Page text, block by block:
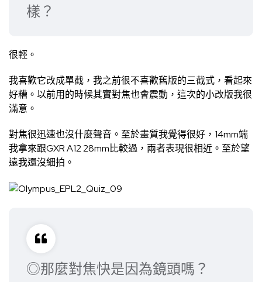
樣？
很輕。
我喜歡它改成單截，我之前很不喜歡舊版的三截式，看起來
好糟。以前用的時候其實對焦也會震動，這次的小改版我很
滿意。
對焦很迅速也沒什麼聲音。至於畫質我覺得很好，14mm端
我拿來跟GXR A12 28mm比較過，兩者表現很相近。至於望
遠我還沒細拍。
◎那麼對焦快是因為鏡頭嗎？